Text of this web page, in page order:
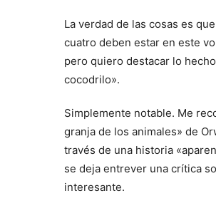
La verdad de las cosas es
cuatro deben estar en este
pero quiero destacar lo
cocodrilo».
Simplemente notable. Me
granja de los animales» de
través de una historia
se deja entrever una crítica
interesante.